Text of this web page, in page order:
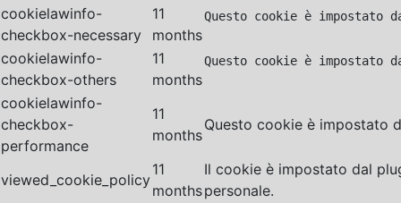
cookielawinfo-
checkbox-necessary
11
months
Questo cookie è impostato
cookielawinfo-
checkbox-others
11
months
Questo cookie è
cookielawinfo-
checkbox-
performance
11
months
Questo cookie è impostato
viewed_cookie_policy
11
months
Il cookie è impostato dal
personale.